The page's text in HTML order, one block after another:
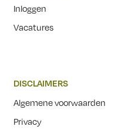
Inloggen
Vacatures
DISCLAIMERS
Algemene voorwaarden
Privacy